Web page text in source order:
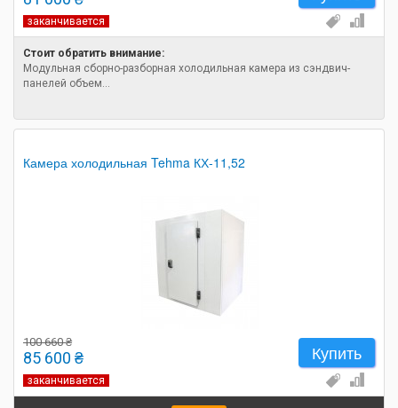
заканчивается
Стоит обратить внимание:
Модульная сборно-разборная холодильная камера из сэндвич-
панелей объем...
Камера холодильная Tehma КХ-11,52
100 660 ₴
85 600 ₴ Купить
заканчивается